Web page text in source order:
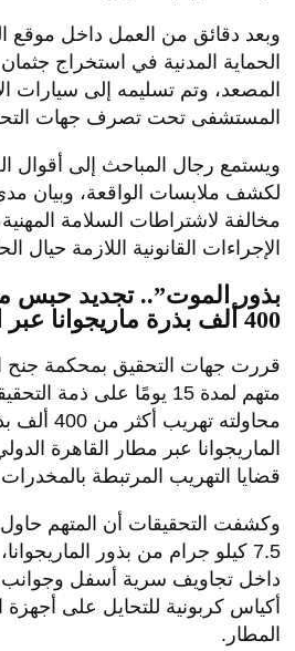
وبعد دقائق من العمل داخل
الحماية المدنية في استخراج
المصعد، وتم تسليمه إلى سيارات
المستشفى تحت تصرف جهات
ويستمع رجال المباحث إلى أقوال
لكشف ملابسات الواقعة، وبيان
مخالفة لاشتراطات السلامة
الإجراءات القانونية اللازمة حيال
400 ألف بذرة ماريجوانا عبر المطار
قررت جهات التحقيق بمحكمة جنح
متهم لمدة 15 يومًا على ذمة
محاولته
الماريجوانا عبر مطار القاهرة
قضايا التهريب المرتبطة بالمخدرات
وكشفت التحقيقات أن المتهم
7.5 كيلو جرام من بذور
داخل تجاويف سرية أسفل وجوانب
أكياس كربونية للتحايل على
المطار.